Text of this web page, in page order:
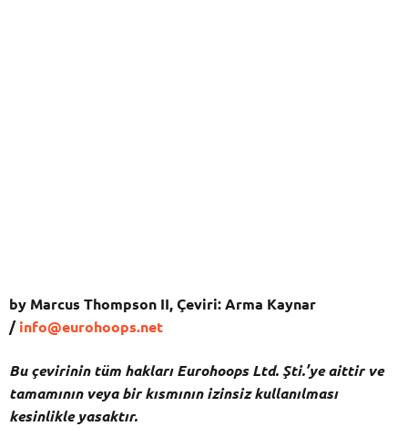
by Marcus Thompson II, Çeviri: Arma Kaynar
/info@eurohoops.net
Bu çevirinin tüm hakları Eurohoops Ltd. Şti.’ye aittir ve
tamamının veya bir kısmının izinsiz kullanılması
kesinlikle yasaktır.